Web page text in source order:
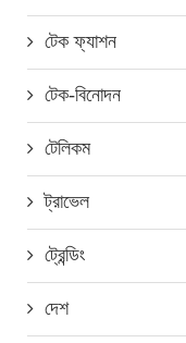
টেক ফ্যাশন
টেক-বিনোদন
টেলিকম
ট্রাভেল
ট্রেন্ডিং
দেশ